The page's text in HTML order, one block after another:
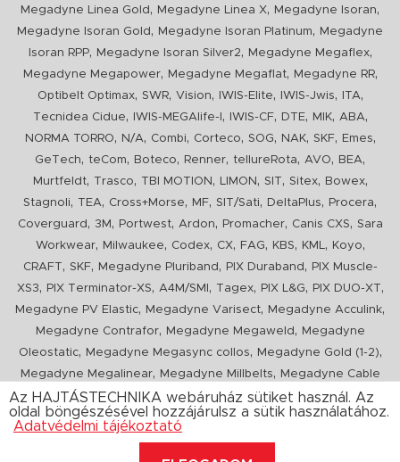
Megadyne Linea Gold , Megadyne Linea X, Megadyne Isoran,
Megadyne Isoran Gold , Megadyne Isoran Platinum,
Megadyne
Isoran RPP, Megadyne Isoran Silver2, Megadyne Megaflex,
Megadyne Megapower, Megadyne Megaflat, Megadyne RR,
Optibelt Optimax, SWR, Vision, IWIS-Elite, IWIS-Jwis, ITA,
Tecnidea Cidue, IWIS-MEGAlife-I , IWIS-CF, DTE, MIK, ABA,
NORMA TORRO, N/A, Combi, Corteco, SOG, NAK, SKF, Emes,
GeTech, teCom, Boteco, Renner, tellureRota, AVO, BEA,
Murtfeldt, Trasco, TBI MOTION , LIMON , SIT, Sitex, Bowex,
Stagnoli, TEA, Cross+Morse, MF, SIT/Sati, DeltaPlus, Procera,
Coverguard , 3M , Portwest, Ardon, Promacher, Canis CXS, Sara
Workwear, Milwaukee, Codex, CX, FAG, KBS, KML, Koyo,
CRAFT, SKF, Megadyne Pluriband , PIX Duraband ,
PIX Muscle-
XS3, PIX Terminator-XS, A4M/SMI , Tagex, PIX L&G, PIX DUO-XT,
Megadyne PV Elastic, Megadyne Varisect, Megadyne Acculink,
Megadyne Contrafor, Megadyne Megaweld ,
Megadyne
Oleostatic, Megadyne Megasync collos, Megadyne Gold (1-2),
Megadyne Megalinear, Megadyne Millbelts,
Megadyne Cable
Pull, PIX X'Ceed,Megadyne Pull Down, Optibelt VB,Mitsuboshi
ConCar,Megadyne Megarib ,PIX HARVESTER,Urgent
Az HAJTÁSTECHNIKA webáruház sütiket használ. Az
oldal böngészésével hozzájárulsz a sütik használatához.
Adatvédelmi tájékoztató